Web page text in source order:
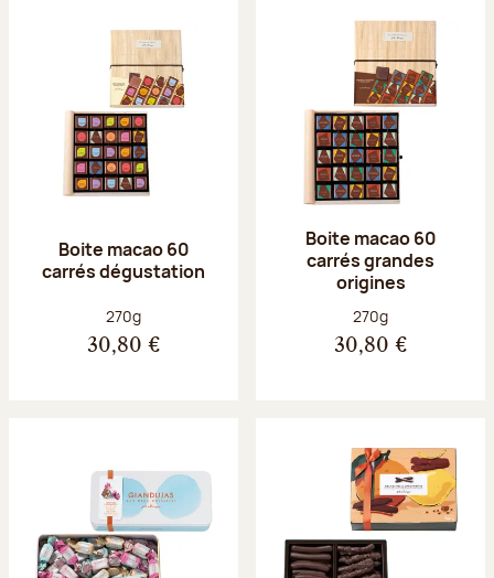
Boite macao 60
carrés dégustation
Poids net :
270g
30,80 €
Boite macao 60
carrés grandes
origines
Poids net :
270g
30,80 €